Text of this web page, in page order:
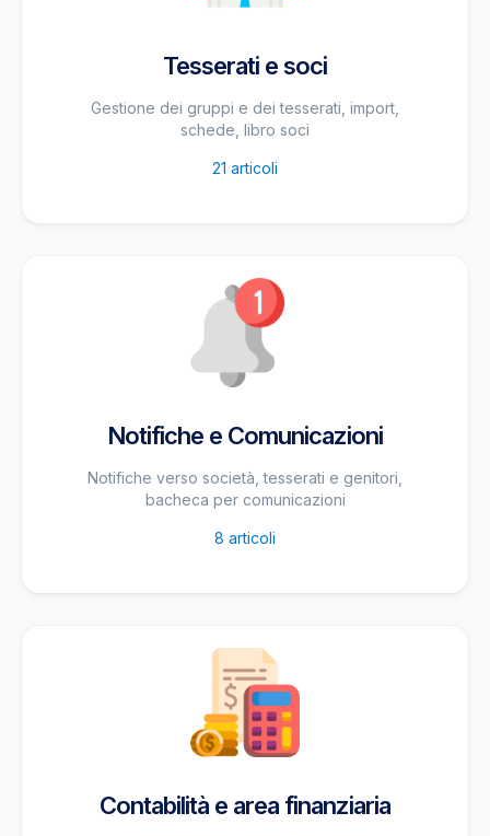
Tesserati e soci
Gestione dei gruppi e dei tesserati, import,
schede, libro soci
21 articoli
Notifiche e Comunicazioni
Notifiche verso società, tesserati e genitori,
bacheca per comunicazioni
8 articoli
Contabilità e area finanziaria